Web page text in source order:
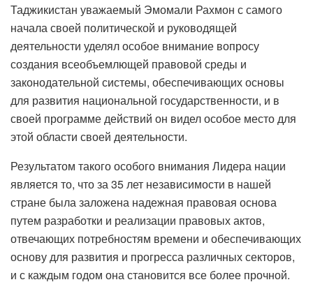
Таджикистан уважаемый Эмомали Рахмон с самого
начала своей политической и руководящей
деятельности уделял особое внимание вопросу
создания всеобъемлющей правовой среды и
законодательной системы, обеспечивающих основы
для развития национальной государственности, и в
своей программе действий он видел особое место для
этой области своей деятельности.
Результатом такого особого внимания Лидера нации
является то, что за 35 лет независимости в нашей
стране была заложена надежная правовая основа
путем разработки и реализации правовых актов,
отвечающих потребностям времени и обеспечивающих
основу для развития и прогресса различных секторов,
и с каждым годом она становится все более прочной.